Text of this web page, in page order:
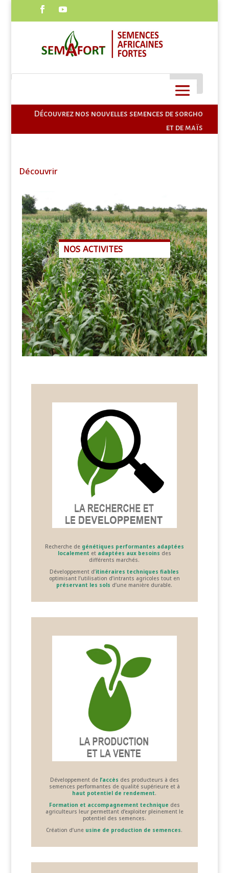
Découvrez nos nouvelles semences de sorgho
et de maïs
Découvrir
NOS ACTIVITES
Recherche de génétiques performantes adaptées
localement et adaptées aux besoins des
différents marchés.
Développement d’itinéraires techniques fiables
optimisant l’utilisation d’intrants agricoles tout en
préservant les sols d’une manière durable.
Développement de l’accès des producteurs à des
semences performantes de qualité supérieure et à
haut potentiel de rendement.
Formation et accompagnement technique des
agriculteurs leur permettant d’exploiter pleinement le
potentiel des semences.
Création d’une usine de production de semences.